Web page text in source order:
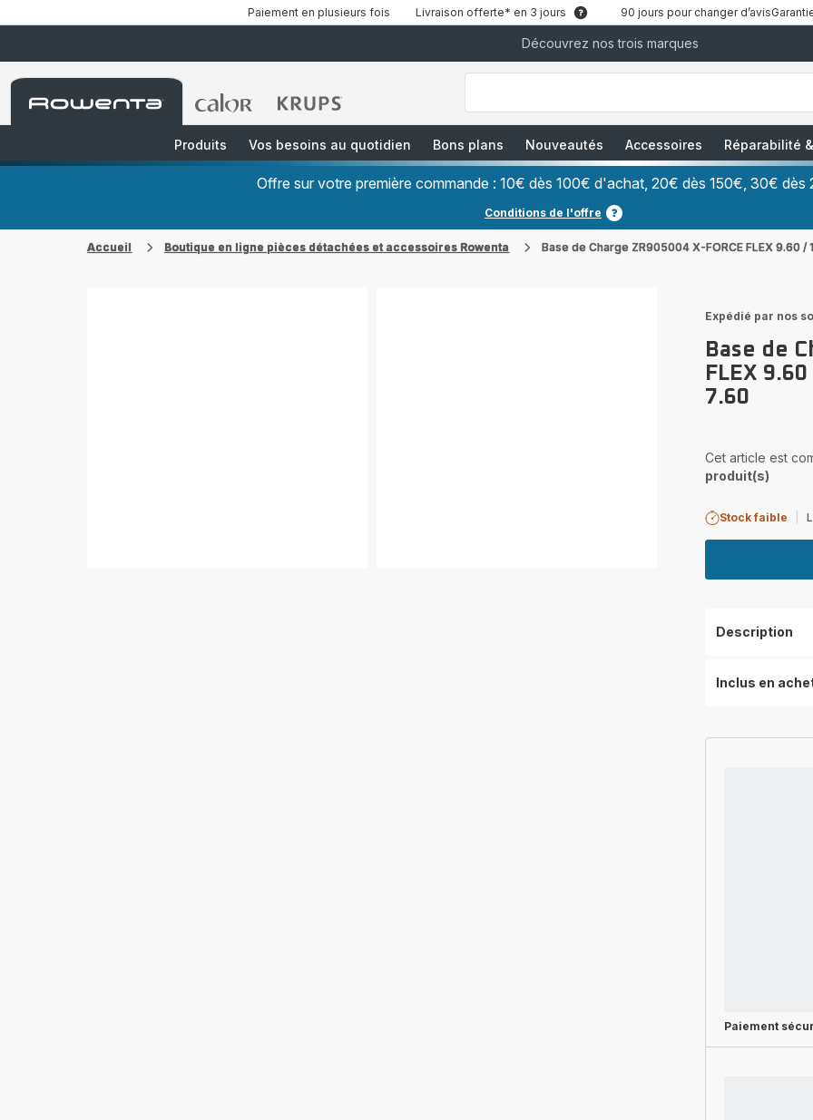
Paiement en plusieurs fois Livraison offerte* en 3 jours 90 jours pour changer d’avis
Découvrez nos trois marques
Accueil
Rowenta
Accueil
Accueil
["Que
recherchez-
Café
Grains","Centrales
Vapeurs","Sèche
Produits Vos besoins au quotidien Bons plans Nouveautés Accessoires Réparabilité
Offre sur votre première commande : 10€ dès 100€ d'achat, 20€ dès 150€, 30€ dès
Conditions de l'offre
Accueil Boutique en ligne pièces détachées et accessoires Rowenta Base de Charge ZR905004 X-FORCE FLEX 9.60 /
Expédié par nos
Base de
FLEX
7.60
Cet article est
produit(s)
Stock faible
Description
Inclus en
Paiement